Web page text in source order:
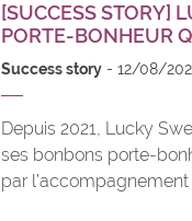
[SUCCESS STORY]
PORTE-BONHEUR
Success story 12/08/
Depuis 2021, Lucky
ses bonbons porte-
par l’accompagnement